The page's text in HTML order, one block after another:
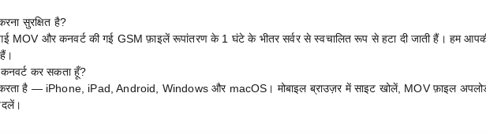
सुरक्षित है?
MOV और कनवर्ट की गई GSM फ़ाइलें रूपांतरण के 1 घंटे के भीतर सर्वर से स्वचालित रूप से हटा दी जाती हैं। हम
कर सकता हूँ?
करता है — iPhone, iPad, Android, Windows और macOS। मोबाइल ब्राउज़र में साइट खोलें, MOV फ़ाइल